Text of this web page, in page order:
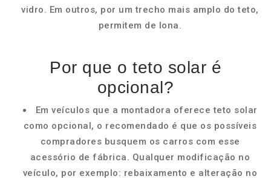
vidro. Em outros, por um trecho mais amplo do teto,
permitem de lona.
Por que o teto solar é
opcional?
Em veículos que a montadora oferece teto solar
como opcional, o recomendado é que os possíveis
compradores busquem os carros com esse
acessório de fábrica. Qualquer modificação no
veículo, por exemplo: rebaixamento e alteração no